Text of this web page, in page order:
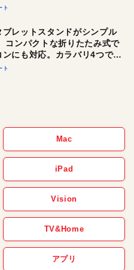
ト
ブレットスタンドがシンプル
コンパクトな折りたたみ式で
ンにも対応。カラバリ4つで選
ト
Mac
iPad
Vision
TV&Home
アプリ